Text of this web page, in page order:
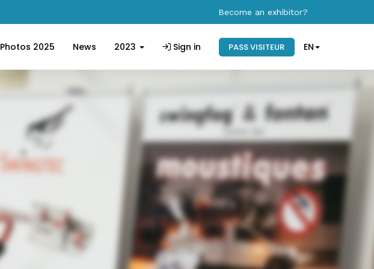
Become an exhibitor?
Photos 2025 News 2023 Sign in PASS VISITEUR EN